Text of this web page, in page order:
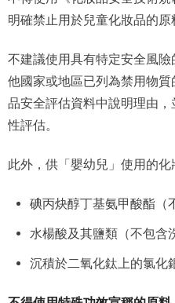
明確禁止用於兒童化妝品的原
不建議使用具有特定安全風
他國家或地區已列為禁用物
品安全評估資料中說明理由
性評估。
此外，供「嬰幼兒」使用的化
碘丙炔醇丁基氨甲酸酯（
水楊酸及其鹽類（不包含
沉積於二氧化鈦上的氯化